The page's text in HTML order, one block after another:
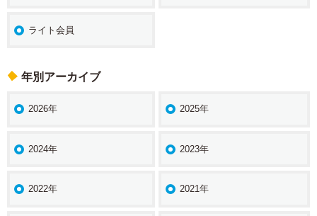
ライト会員
年別アーカイブ
2026年 2025年
2024年 2023年
2022年 2021年